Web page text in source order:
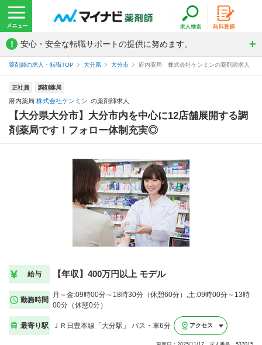
! 安心・安全な転職サポートの提供に努めます。
薬剤師の求人・転職TOP 大分県 大分市 府内薬局 株式会社ケンミンの薬剤師求人
正社員 調剤薬局
府内薬局 株式会社ケンミン の薬剤師求人
【大分県大分市】大分市内を中心に12店舗展開する調
剤薬局です！フォロー体制充実◎
給与 【年収】400万円以上 モデル
勤務時間
月～金:09時00分～18時30分（休憩60分）,土:09時00分～13時
00分（休憩0分）
最寄り駅 ＪＲ日豊本線「大分駅」 バス・車6分 アクセス